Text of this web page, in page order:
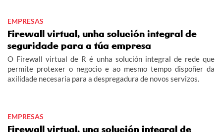
EMPRESAS
Firewall virtual, unha solución integral de
seguridade para a túa empresa
O Firewall virtual de R é unha solución integral de rede que
permite protexer o negocio e ao mesmo tempo dispoñer da
axilidade necesaria para a despregadura de novos servizos.
EMPRESAS
Firewall virtual, una solución integral de